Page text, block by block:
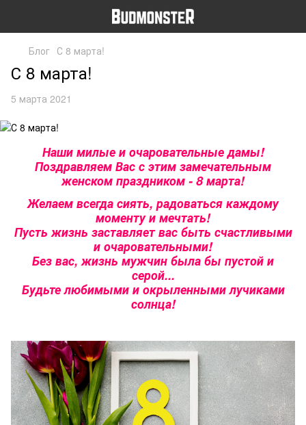
Блог С 8 марта!
С 8 марта!
5 марта 2021
Наши милые и очаровательные дамы!
Поздравляем Вас с этим замечательным
женском праздником - 8 марта!
Желаем всегда сиять, радоваться каждому
моменту и мечтать!
Пусть жизнь заставляет вас быть счастливыми
и очаровательными!
Без вас, жизнь мужчин была бы пустой и
серой...
Будьте любимыми и окрыленными лучиками
солнца!